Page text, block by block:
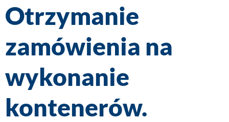
Otrzymanie
zamówienia na
wykonanie
kontenerów.